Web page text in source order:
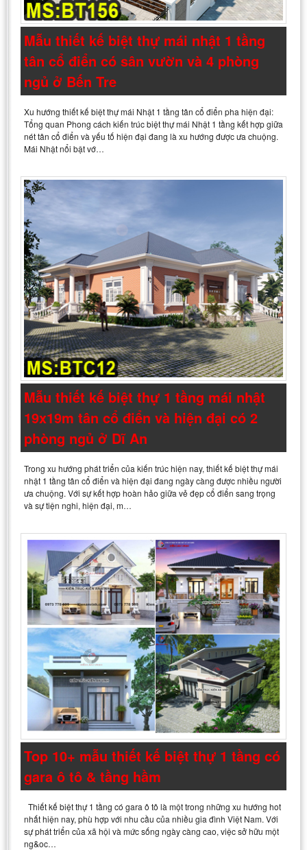
Mẫu thiết kế biệt thự mái nhật 1 tầng
tân cổ điển có sân vườn và 4 phòng
ngủ ở Bến Tre
Xu hướng thiết kế biệt thự mái Nhật 1 tầng tân cổ điển pha hiện đại:
Tổng quan Phong cách kiến trúc biệt thự mái Nhật 1 tầng kết hợp giữa
nét tân cổ điển và yếu tố hiện đại đang là xu hướng được ưa chuộng.
Mái Nhật nổi bật vớ…
Mẫu thiết kế biệt thự 1 tầng mái nhật
19x19m tân cổ điển và hiện đại có 2
phòng ngủ ở Dĩ An
Trong xu hướng phát triển của kiến trúc hiện nay, thiết kế biệt thự mái
nhật 1 tầng tân cổ điển và hiện đại đang ngày càng được nhiều người
ưa chuộng. Với sự kết hợp hoàn hảo giữa vẻ đẹp cổ điển sang trọng
và sự tiện nghi, hiện đại, m…
Top 10+ mẫu thiết kế biệt thự 1 tầng có
gara ô tô & tầng hầm
Thiết kế biệt thự 1 tầng có gara ô tô là một trong những xu hướng hot
nhất hiện nay, phù hợp với nhu cầu của nhiều gia đình Việt Nam. Với
sự phát triển của xã hội và mức sống ngày càng cao, việc sở hữu một
ng&oc…